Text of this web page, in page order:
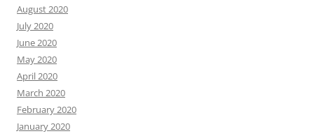
August 2020
July 2020
June 2020
May 2020
April 2020
March 2020
February 2020
January 2020